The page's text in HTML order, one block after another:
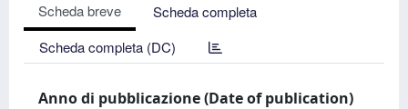
Scheda breve
Scheda completa
Scheda completa (DC)
Anno di pubblicazione (Date of publication)